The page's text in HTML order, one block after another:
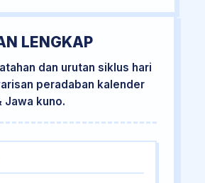
LENGKAP
dan urutan siklus hari
peradaban kalender
Jawa kuno.